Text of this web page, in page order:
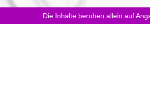
hier:Die Inhalte beruhen allein auf